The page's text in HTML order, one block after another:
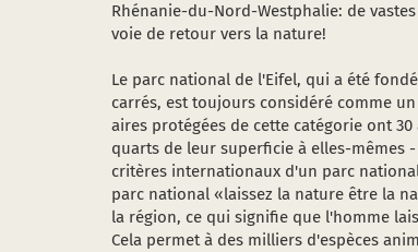
Rhénanie-du-Nord-Westphalie: de
voie de retour vers la nature!
Le parc national de l'Eifel, qui a été
carrés, est toujours considéré comme
aires protégées de cette catégorie ont
quarts de leur superficie à elles-mêmes
critères internationaux d'un parc
parc national «laissez la nature être la
la région, ce qui signifie que l'homme
Cela permet à des milliers d'espèces